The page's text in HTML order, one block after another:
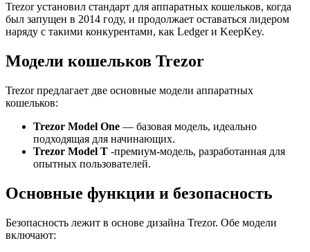
Trezor установил стандарт для аппаратных кошельков, когда
был запущен в 2014 году, и продолжает оставаться лидером
наряду с такими конкурентами, как Ledger и KeepKey.
Модели кошельков Trezor
Trezor предлагает две основные модели аппаратных
кошельков:
Trezor Model One — базовая модель, идеально
подходящая для начинающих.
Trezor Model T -премиум-модель, разработанная для
опытных пользователей.
Основные функции и безопасность
Безопасность лежит в основе дизайна Trezor. Обе модели
включают: